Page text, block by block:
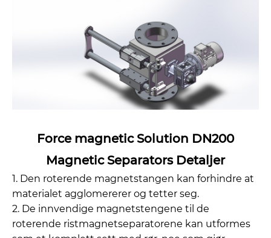
Force magnetic Solution DN200
Magnetic Separators Detaljer
1. Den roterende magnetstangen kan forhindre at
materialet agglomererer og tetter seg.
2. De innvendige magnetstengene til de
roterende ristmagnetseparatorene kan utformes